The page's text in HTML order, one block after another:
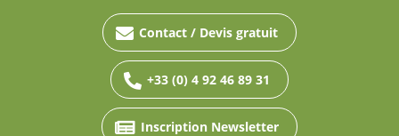
Contact / Devis gratuit
+33 (0) 4 92 46 89 31
Inscription Newsletter